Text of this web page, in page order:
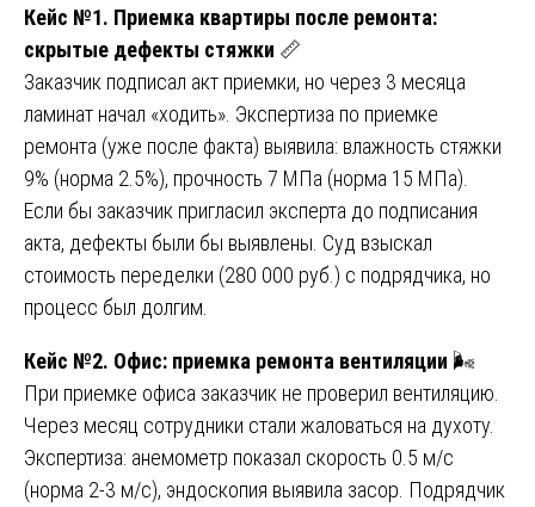
Кейс №1. Приемка квартиры после ремонта:
скрытые дефекты стяжки 📏
Заказчик подписал акт приемки, но через 3 месяца
ламинат начал «ходить». Экспертиза по приемке
ремонта (уже после факта) выявила: влажность стяжки
9% (норма 2.5%), прочность 7 МПа (норма 15 МПа).
Если бы заказчик пригласил эксперта до подписания
акта, дефекты были бы выявлены. Суд взыскал
стоимость переделки (280 000 руб.) с подрядчика, но
процесс был долгим.
Кейс №2. Офис: приемка ремонта вентиляции 🌬️
При приемке офиса заказчик не проверил вентиляцию.
Через месяц сотрудники стали жаловаться на духоту.
Экспертиза: анемометр показал скорость 0.5 м/с
(норма 2-3 м/с), эндоскопия выявила засор. Подрядчик